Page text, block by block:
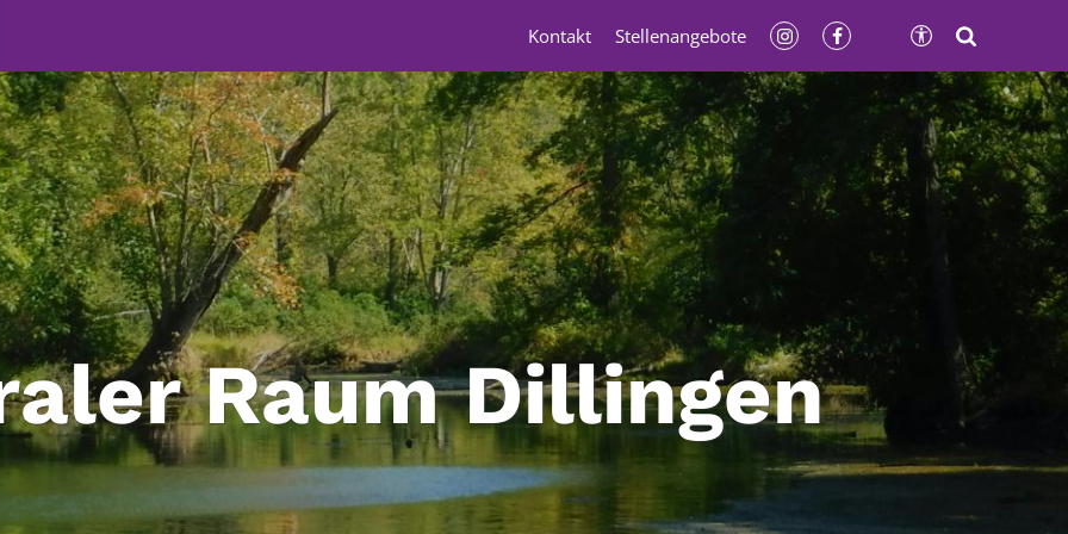
Raum Dillingen
Kontakt Stellenangebote